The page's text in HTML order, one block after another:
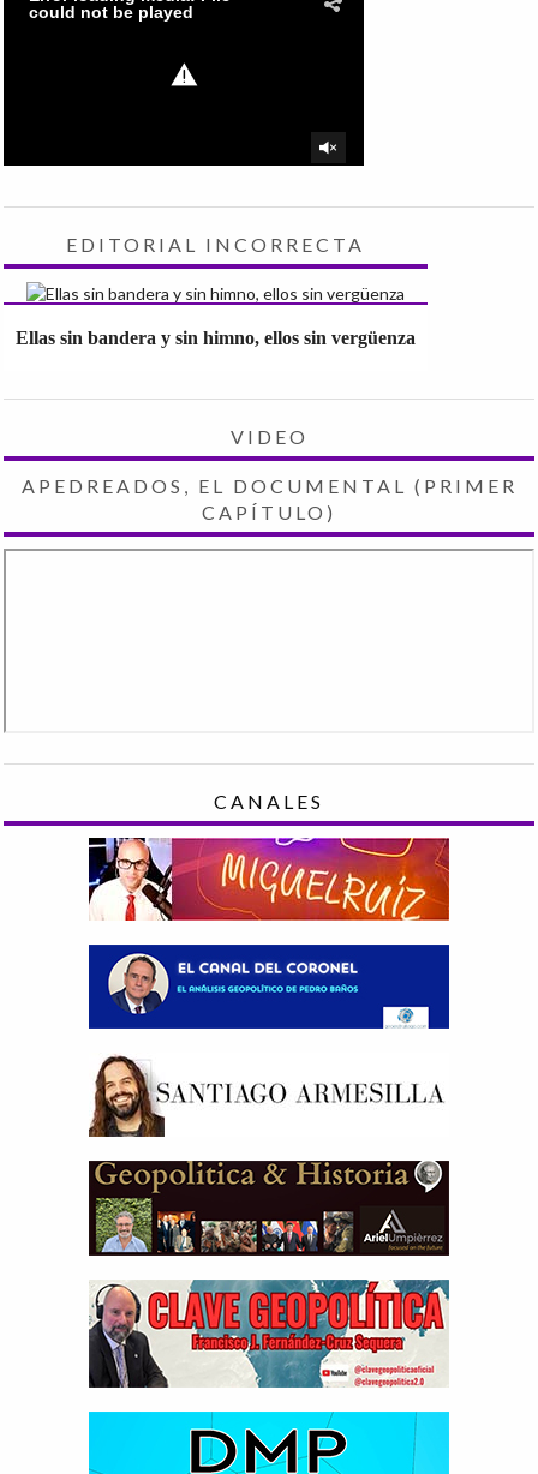
EDITORIAL INCORRECTA
Ellas sin bandera y sin himno, ellos sin vergüenza
VIDEO
APEDREADOS, EL DOCUMENTAL (PRIMER
CAPÍTULO)
CANALES